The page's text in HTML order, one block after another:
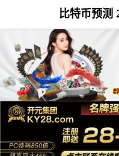
比特币预测